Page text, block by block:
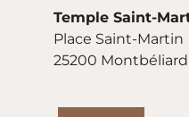
Temple Saint-
Place Saint-Martin
25200 Montbéliard